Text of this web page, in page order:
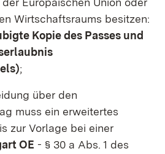
Wirtschaftsraums besitzen:
Kopie des Passes und
;
über den
muss ein erweitertes
zur Vorlage bei einer
OE - § 30 a Abs. 1 des